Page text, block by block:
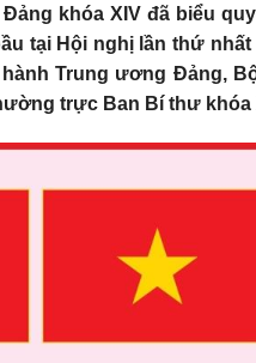
Đảng khóa XIV đã biểu
tại Hội nghị lần thứ
Trung ương Đảng,
trực Ban Bí thư khóa